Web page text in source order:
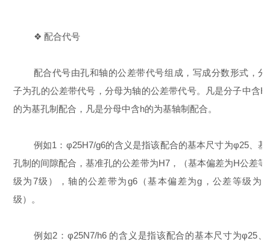
❖ 配合代号
配合代号由孔和轴的公差带代号组成，写成分数形式，分
子为孔的公差带代号，分母为轴的公差带代号。凡是分子中含H
的为基孔制配合，凡是分母中含h的为基轴制配合。
例如1：φ25H7/g6的含义是指该配合的基本尺寸为φ25、基
孔制的间隙配合，基准孔的公差带为H7，（基本偏差为H公差等
级为7级），轴的公差带为g6（基本偏差为g，公差等级为6
级）。
例如2：φ25N7/h6 的含义是指该配合的基本尺寸为φ25、